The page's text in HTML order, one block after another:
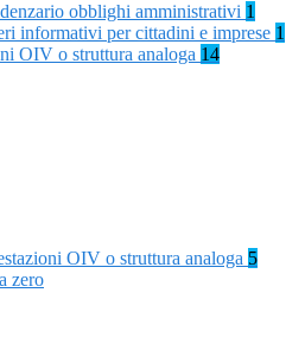
obblighi amministrativi 1
informativi per cittadini e imprese 1
OIV o struttura analoga 14
OIV o struttura analoga 5
zero